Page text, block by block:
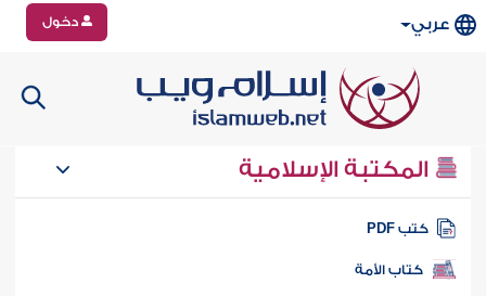
عربي دخول
المكتبة الإسلامية
كتب PDF